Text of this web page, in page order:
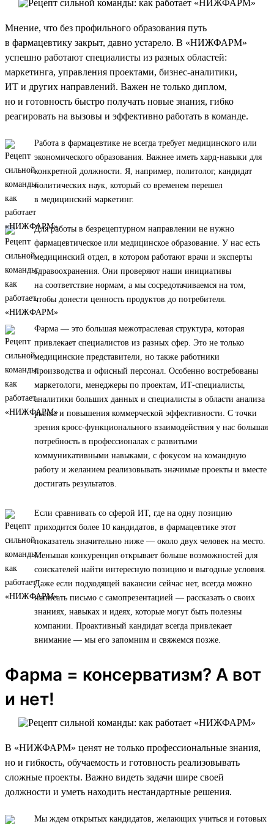
Мнение, что без профильного образования путь
в фармацевтику закрыт, давно устарело. В «НИЖФАРМ»
успешно работают специалисты из разных областей:
маркетинга, управления проектами, бизнес-аналитики,
ИТ и других направлений. Важен не только диплом,
но и готовность быстро получать новые знания, гибко
реагировать на вызовы и эффективно работать в команде.
Работа в фармацевтике не всегда требует медицинского или
экономического образования. Важнее иметь хард-навыки для
конкретной должности. Я, например, политолог, кандидат
политических наук, который со временем перешел
в медицинский маркетинг.
Для работы в безрецептурном направлении не нужно
фармацевтическое или медицинское образование. У нас есть
медицинский отдел, в котором работают врачи и эксперты
здравоохранения. Они проверяют наши инициативы
на соответствие нормам, а мы сосредотачиваемся на том,
чтобы донести ценность продуктов до потребителя.
Фарма — это большая межотраслевая структура, которая
привлекает специалистов из разных сфер. Это не только
медицинские представители, но также работники
производства и офисный персонал. Особенно востребованы
маркетологи, менеджеры по проектам, ИТ-специалисты,
аналитики больших данных и специалисты в области анализа
рынка и повышения коммерческой эффективности. С точки
зрения кросс-функционального взаимодействия у нас большая
потребность в профессионалах с развитыми
коммуникативными навыками, с фокусом на командную
работу и желанием реализовывать значимые проекты и вместе
достигать результатов.
Если сравнивать со сферой ИТ, где на одну позицию
приходится более 10 кандидатов, в фармацевтике этот
показатель значительно ниже — около двух человек на место.
Меньшая конкуренция открывает больше возможностей для
соискателей найти интересную позицию и выгодные условия.
Даже если подходящей вакансии сейчас нет, всегда можно
написать письмо с самопрезентацией — рассказать о своих
знаниях, навыках и идеях, которые могут быть полезны
компании. Проактивный кандидат всегда привлекает
внимание — мы его запомним и свяжемся позже.
Фарма = консерватизм? А вот
и нет!
В «НИЖФАРМ» ценят не только профессиональные знания,
но и гибкость, обучаемость и готовность реализовывать
сложные проекты. Важно видеть задачи шире своей
должности и уметь находить нестандартные решения.
Мы ждем открытых кандидатов, желающих учиться и готовых